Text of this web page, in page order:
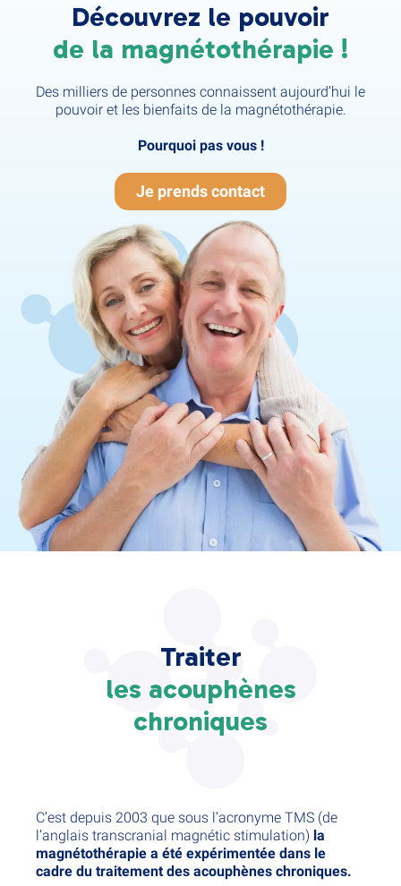
Découvrez le pouvoir
de la magnétothérapie !
Des milliers de personnes connaissent aujourd’hui le
pouvoir et les bienfaits de la magnétothérapie.
Pourquoi pas vous !
Je prends contact
Traiter
les acouphènes
chroniques
C’est depuis 2003 que sous l’acronyme TMS (de
l’anglais transcranial magnétic stimulation) la
magnétothérapie a été expérimentée dans le
cadre du traitement des acouphènes chroniques.